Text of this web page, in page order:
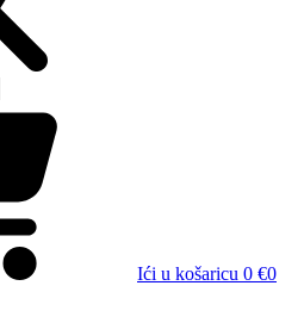
Ići u košaricu 0 €0